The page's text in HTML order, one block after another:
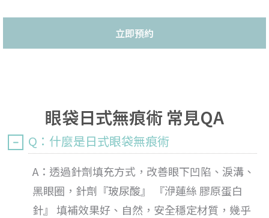
立即預約
眼袋日式無痕術 常見QA
Q：什麼是日式眼袋無痕術
A：透過針劑填充方式，改善眼下凹陷、淚溝、
黑眼圈，針劑『玻尿酸』 『洢蓮絲 膠原蛋白
針』 填補效果好、自然，安全穩定材質，幾乎